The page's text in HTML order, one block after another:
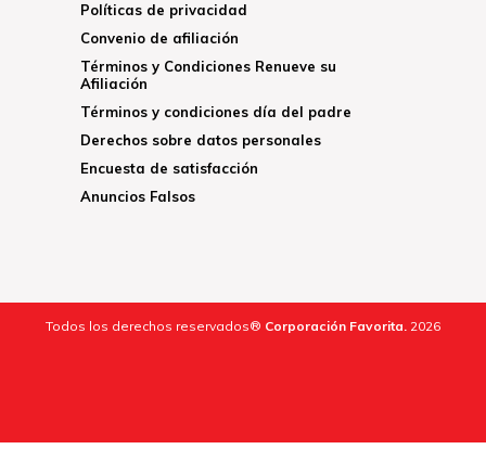
Políticas de privacidad
Convenio de afiliación
Términos y Condiciones Renueve su
Afiliación
Términos y condiciones día del padre
Derechos sobre datos personales
Encuesta de satisfacción
Anuncios Falsos
Todos los derechos reservados® Corporación Favorita. 2026